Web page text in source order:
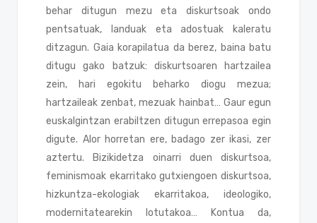
behar ditugun mezu eta diskurtsoak ondo
pentsatuak, landuak eta adostuak kaleratu
ditzagun. Gaia korapilatua da berez, baina batu
ditugu gako batzuk: diskurtsoaren hartzailea
zein, hari egokitu beharko diogu mezua;
hartzaileak zenbat, mezuak hainbat… Gaur egun
euskalgintzan erabiltzen ditugun errepasoa egin
digute. Alor horretan ere, badago zer ikasi, zer
aztertu. Bizikidetza oinarri duen diskurtsoa,
feminismoak ekarritako gutxiengoen diskurtsoa,
hizkuntza-ekologiak ekarritakoa, ideologiko,
modernitatearekin lotutakoa… Kontua da,